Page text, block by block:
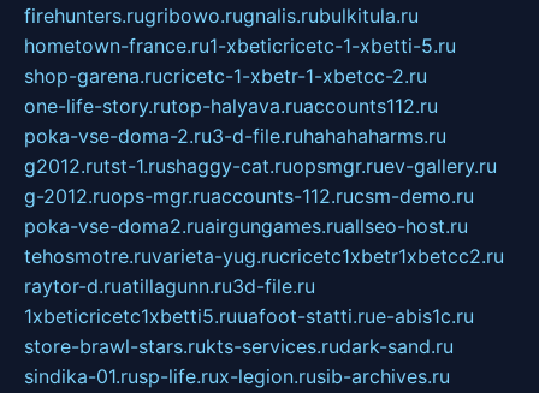
firehunters.rugribowo.rugnalis.rubulkitula.ru
hometown-france.ru1-xbeticricetc-1-xbetti-5.ru
shop-garena.rucricetc-1-xbetr-1-xbetcc-2.ru
one-life-story.rutop-halyava.ruaccounts112.ru
poka-vse-doma-2.ru3-d-file.ruhahahaharms.ru
g2012.rutst-1.rushaggy-cat.ruopsmgr.ruev-gallery.ru
g-2012.ruops-mgr.ruaccounts-112.rucsm-demo.ru
poka-vse-doma2.ruairgungames.ruallseo-host.ru
tehosmotre.ruvarieta-yug.rucricetc1xbetr1xbetcc2.ru
raytor-d.ruatillagunn.ru3d-file.ru
1xbeticricetc1xbetti5.ruuafoot-statti.rue-abis1c.ru
store-brawl-stars.rukts-services.rudark-sand.ru
sindika-01.rusp-life.rux-legion.rusib-archives.ru